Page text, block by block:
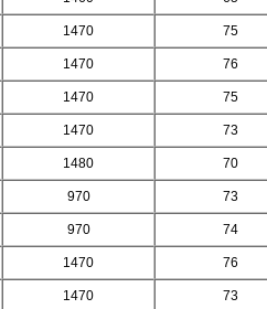
1470 75
1470 76
1470 75
1470 73
1480 70
970 73
970 74
1470 76
1470 73